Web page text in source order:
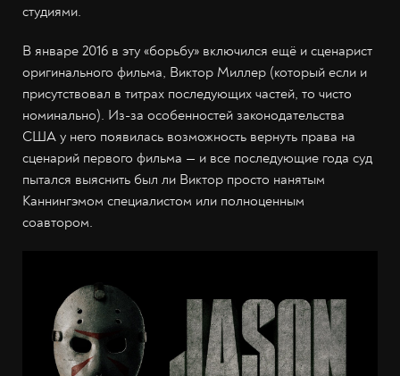
студиями.
В январе 2016 в эту «борьбу» включился ещё и сценарист
оригинального фильма, Виктор Миллер (который если и
присутствовал в титрах последующих частей, то чисто
номинально). Из-за особенностей законодательства
США у него появилась возможность вернуть права на
сценарий первого фильма — и все последующие года суд
пытался выяснить был ли Виктор просто нанятым
Каннингэмом специалистом или полноценным
соавтором.